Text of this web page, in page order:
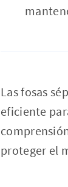
Las fosas
eficiente
proteger el